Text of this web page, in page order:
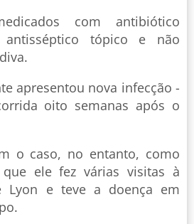
com antibiótico
antisséptico tópico e não
apresentou nova infecção -
oito semanas após o
o caso, no entanto, como
ele fez várias visitas à
Lyon e teve a doença em